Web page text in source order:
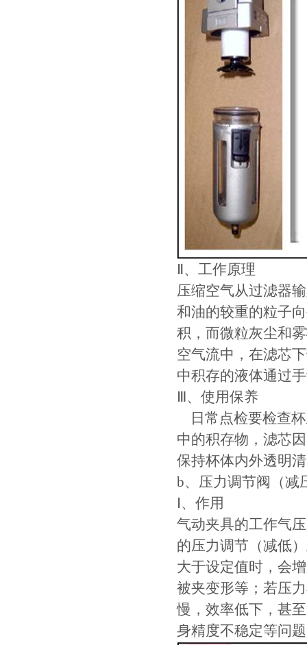
Ⅱ、工作原理
压缩空气从过滤器
和油的较重的粒子
积，而微粒灰尘和
空气流中，在滤芯
中积存的液体通过
Ⅲ、使用保养
日常点检要检查
中的积存物，滤芯
保持杯体内外透明
b、压力调节阀（减
Ⅰ、作用
气动夹具的工作气
的压力调节（减低
大于设定值时，会
被夹变形等；若压
慢，效率低下，甚
身精度不稳定等问